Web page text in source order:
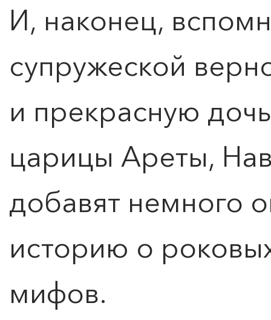
И, наконец,
супружеской
и прекрасную
царицы Ареты,
добавят немного
историю о
мифов.